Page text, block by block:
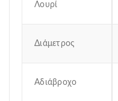
Λουρί
Διάμετρος
Αδιάβροχο